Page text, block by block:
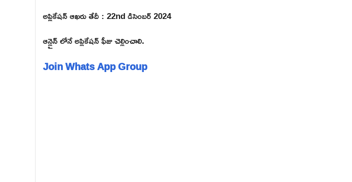
అప్లికేషన్ ఆఖరు తేదీ : 22nd డిసెంబర్ 2024
ఆన్లైన్ లోనే అప్లికేషన్ ఫీజు చెల్లించాలి.
Join Whats App Group